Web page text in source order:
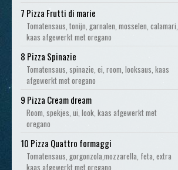
7 Pizza Frutti di marie
Tomatensaus, tonijn, garnalen, mosselen, calamari,
kaas afgewerkt met oregano
8 Pizza Spinazie
Tomatensaus, spinazie, ei, room, looksaus, kaas
afgewerkt met oregano
9 Pizza Cream dream
Room, spekjes, ui, look, kaas afgewerkt met
oregano
10 Pizza Quattro formaggi
Tomatensaus, gorgonzola,mozzarella, feta, extra
kaas afgewerkt met oregano